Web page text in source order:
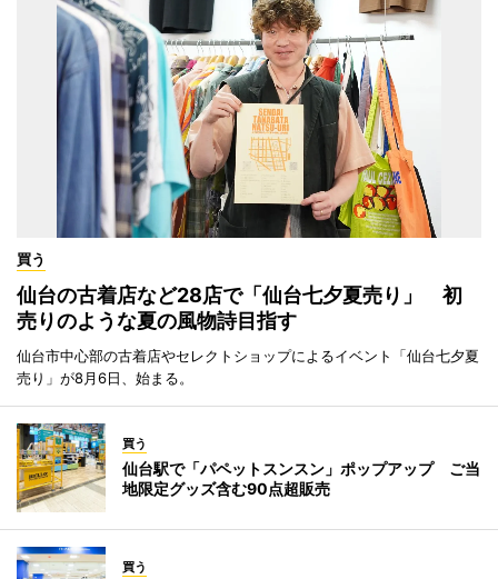
買う
仙台の古着店など28店で「仙台七夕夏売り」 初
売りのような夏の風物詩目指す
仙台市中心部の古着店やセレクトショップによるイベント「仙台七夕夏
売り」が8月6日、始まる。
買う
仙台駅で「パペットスンスン」ポップアップ ご当
地限定グッズ含む90点超販売
買う